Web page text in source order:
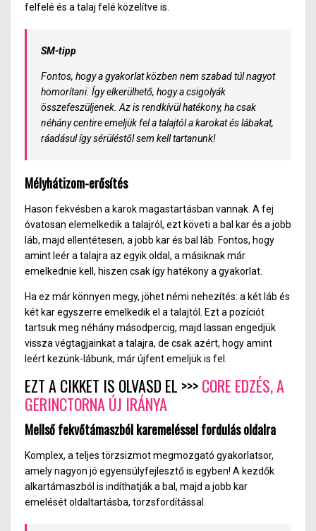
felfelé és a talaj felé közelítve is.
SM-tipp
Fontos, hogy a gyakorlat közben nem szabad túl nagyot
homorítani. Így elkerülhető, hogy a csigolyák
összefeszüljenek. Az is rendkívül hatékony, ha csak
néhány centire emeljük fel a talajtól a karokat és lábakat,
ráadásul így sérüléstől sem kell tartanunk!
Mélyhátizom-erősítés
Hason fekvésben a karok magastartásban vannak. A fej
óvatosan elemelkedik a talajról, ezt követi a bal kar és a jobb
láb, majd ellentétesen, a jobb kar és bal láb. Fontos, hogy
amint leér a talajra az egyik oldal, a másiknak már
emelkednie kell, hiszen csak így hatékony a gyakorlat.
Ha ez már könnyen megy, jöhet némi nehezítés: a két láb és
két kar egyszerre emelkedik el a talajtól. Ezt a pozíciót
tartsuk meg néhány másodpercig, majd lassan engedjük
vissza végtagjainkat a talajra, de csak azért, hogy amint
leért kezünk-lábunk, már újfent emeljük is fel.
EZT A CIKKET IS OLVASD EL >>>CORE EDZÉS, A
GERINCTORNA ÚJ IRÁNYA
Mellső fekvőtámaszból karemeléssel fordulás oldalra
Komplex, a teljes törzsizmot megmozgató gyakorlatsor,
amely nagyon jó egyensúlyfejlesztő is egyben! A kezdők
alkartámaszból is indíthatják a bal, majd a jobb kar
emelését oldaltartásba, törzsfordítással.